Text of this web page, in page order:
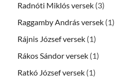
Radnóti Miklós versek (3)
Raggamby András versek (1)
Rájnis József versek (1)
Rákos Sándor versek (1)
Ratkó József versek (1)